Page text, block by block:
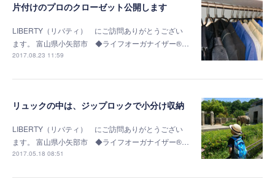
片付けのプロのクローゼット公開します
LIBERTY（リバティ） にご訪問ありがとうござい
ます。 富山県小矢部市 ◆ライフオーガナイザー®…
2017.08.23 11:59
リュックの中は、ジップロックで小分け収納
LIBERTY（リバティ） にご訪問ありがとうござい
ます。 富山県小矢部市 ◆ライフオーガナイザー®…
2017.05.18 08:51